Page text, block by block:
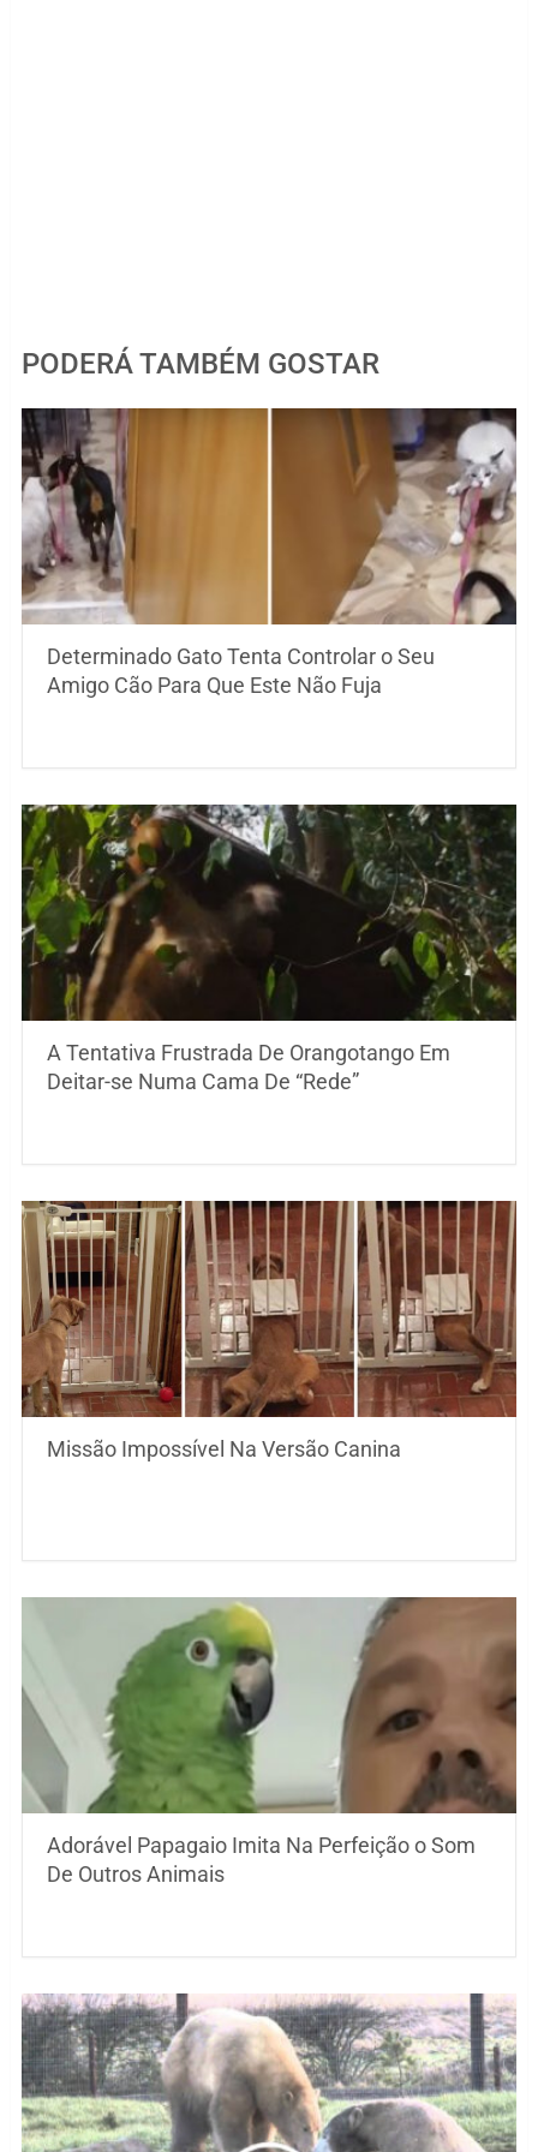
PODERÁ TAMBÉM GOSTAR
Determinado Gato Tenta Controlar o Seu
Amigo Cão Para Que Este Não Fuja
A Tentativa Frustrada De Orangotango Em
Deitar-se Numa Cama De “Rede”
Missão Impossível Na Versão Canina
Adorável Papagaio Imita Na Perfeição o Som
De Outros Animais